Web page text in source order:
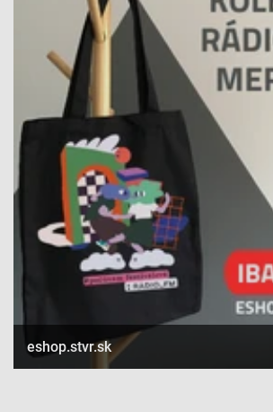
Účely spracovania, ktoré nie sú v kompetencii IAB:
Nevyhnutné
Výkonostné
Funkčné
Reklama
eshop.stvr.sk